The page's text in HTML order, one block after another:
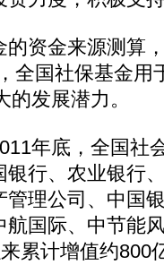
资金来源测算
全国社保基金用
发展潜力。
年底，全国社
行、农业银行
管理公司、中国
国际、中节能
累计增值约800